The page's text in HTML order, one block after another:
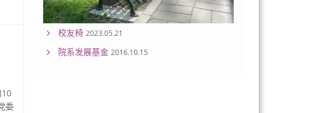
10
委
校友椅 2023.05.21
院系发展基金 2016.10.15